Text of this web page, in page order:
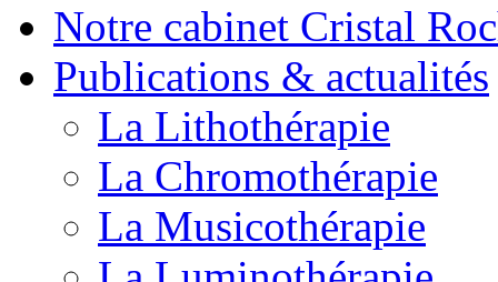
Notre cabinet Cristal
Publications & actualités
La Lithothérapie
La Chromothérapie
La Musicothérapie